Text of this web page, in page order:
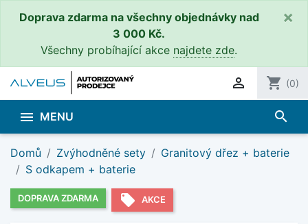
Doprava zdarma na všechny objednávky nad
3 000 Kč.
Všechny probíhající akce najdete zde.
×
 shopping_cart (0)
 MENU search
Domů Zvýhodněné sety
Granitový dřez + baterie
S odkapem + baterie
DOPRAVA ZDARMA local_offer AKCE